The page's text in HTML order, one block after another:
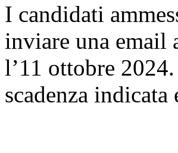
I candidati
inviare una email
l’11 ottobre
scadenza